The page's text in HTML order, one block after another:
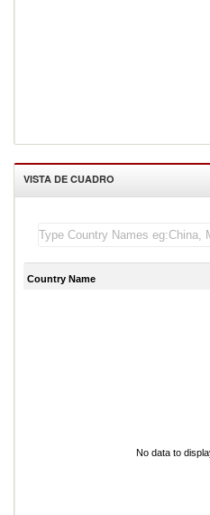
VISTA DE CUADRO
Country Name
No data to